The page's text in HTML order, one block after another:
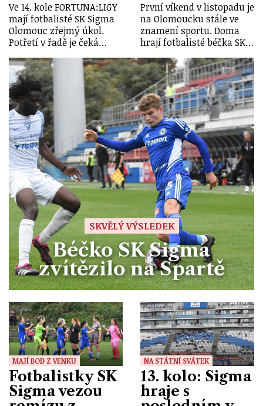
Ve 14. kole FORTUNA:LIGY
mají fotbalisté SK Sigma
Olomouc zřejmý úkol.
Potřetí v řadě je čeká…
První víkend v listopadu je
na Olomoucku stále ve
znamení sportu. Doma
hrají fotbalisté béčka SK…
SKVĚLÝ VÝSLEDEK
Béčko SK Sigma
zvítězilo na Spartě
MAJÍ BOD Z VENKU
Fotbalistky SK
Sigma vezou
NA STÁTNÍ SVÁTEK
13. kolo: Sigma
hraje s